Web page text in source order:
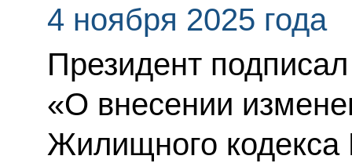
4 ноября 2025 года
Президент
«О внесении
Жилищного кодекса